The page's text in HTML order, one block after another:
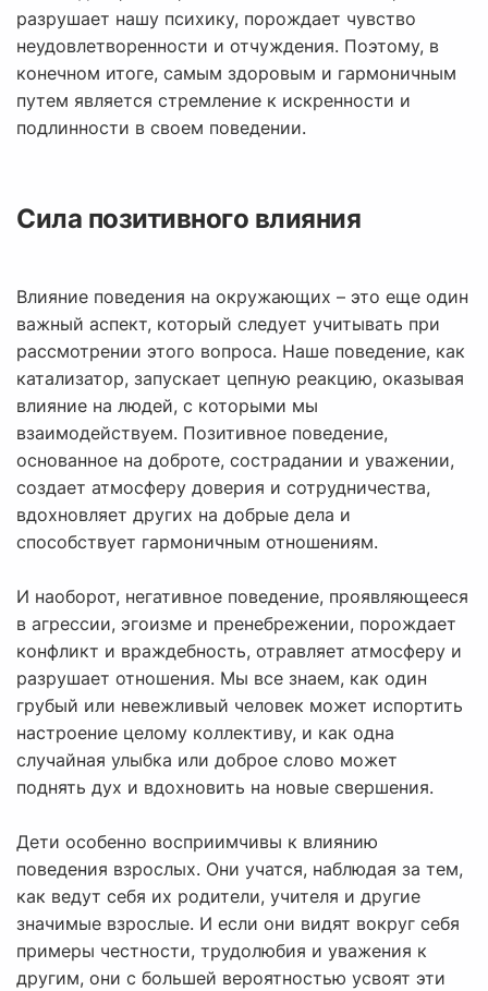
разрушает нашу психику, порождает чувство
неудовлетворенности и отчуждения. Поэтому, в
конечном итоге, самым здоровым и гармоничным
путем является стремление к искренности и
подлинности в своем поведении.
Сила позитивного влияния
Влияние поведения на окружающих – это еще один
важный аспект, который следует учитывать при
рассмотрении этого вопроса. Наше поведение, как
катализатор, запускает цепную реакцию, оказывая
влияние на людей, с которыми мы
взаимодействуем. Позитивное поведение,
основанное на доброте, сострадании и уважении,
создает атмосферу доверия и сотрудничества,
вдохновляет других на добрые дела и
способствует гармоничным отношениям.
И наоборот, негативное поведение, проявляющееся
в агрессии, эгоизме и пренебрежении, порождает
конфликт и враждебность, отравляет атмосферу и
разрушает отношения. Мы все знаем, как один
грубый или невежливый человек может испортить
настроение целому коллективу, и как одна
случайная улыбка или доброе слово может
поднять дух и вдохновить на новые свершения.
Дети особенно восприимчивы к влиянию
поведения взрослых. Они учатся, наблюдая за тем,
как ведут себя их родители, учителя и другие
значимые взрослые. И если они видят вокруг себя
примеры честности, трудолюбия и уважения к
другим, они с большей вероятностью усвоят эти